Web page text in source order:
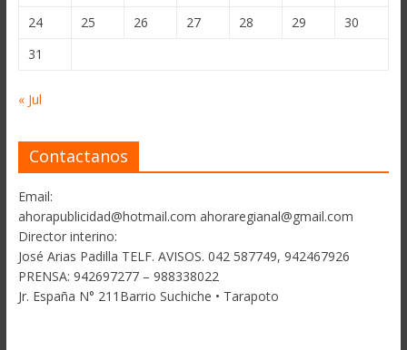
24
25 26 27 28 29
30
31
« Jul
Contactanos
Email:
ahorapublicidad@hotmail.com ahoraregianal@gmail.com
Director interino:
José Arias Padilla TELF. AVISOS. 042 587749, 942467926
PRENSA: 942697277 – 988338022
Jr. España N° 211Barrio Suchiche • Tarapoto